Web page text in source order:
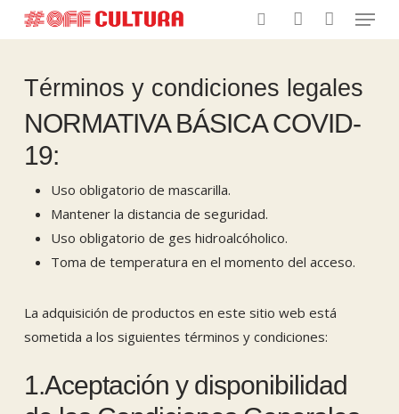
to
content
searchaccount
Menu
Términos y condiciones legales
NORMATIVA BÁSICA COVID-
19:
Uso obligatorio de mascarilla.
Mantener la distancia de seguridad.
Uso obligatorio de ges hidroalcóholico.
Toma de temperatura en el momento del acceso.
La adquisición de productos en este sitio web está
sometida a los siguientes términos y condiciones:
1.Aceptación y disponibilidad